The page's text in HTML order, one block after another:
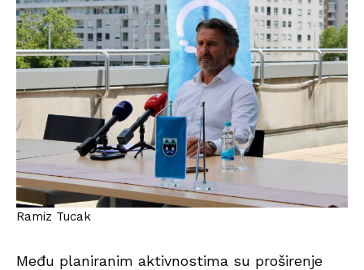
Ramiz Tucak
Među planiranim aktivnostima su proširenje